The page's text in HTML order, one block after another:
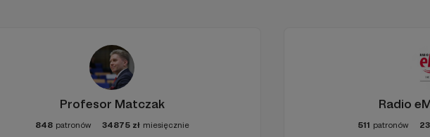
Profesor Matczak
848 patronów 34875 zł miesięcznie
Radio
511 patronów